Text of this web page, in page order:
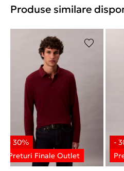
Produse similare